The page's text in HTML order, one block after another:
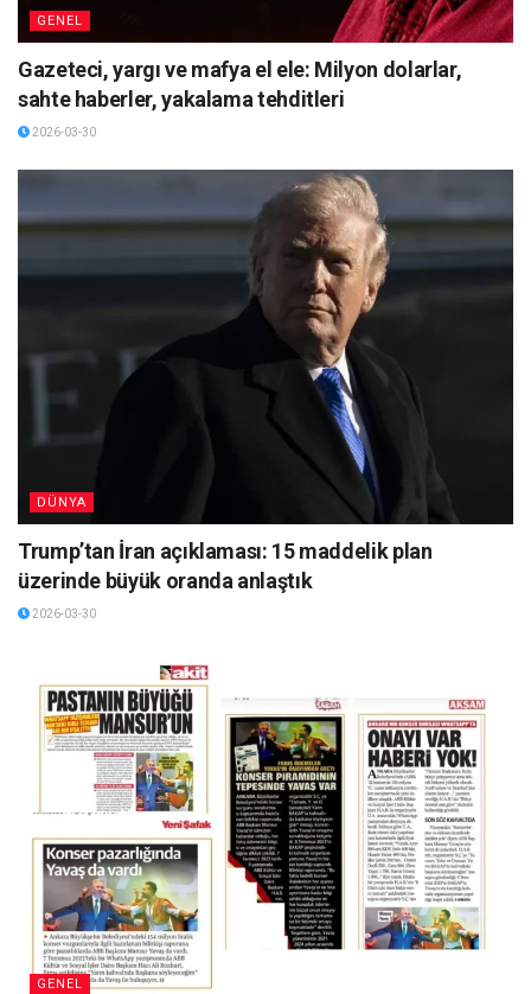
GENEL
Gazeteci, yargı ve mafya el ele: Milyon dolarlar,
sahte haberler, yakalama tehditleri
2026-03-30
DÜNYA
Trump’tan İran açıklaması: 15 maddelik plan
üzerinde büyük oranda anlaştık
2026-03-30
GENEL